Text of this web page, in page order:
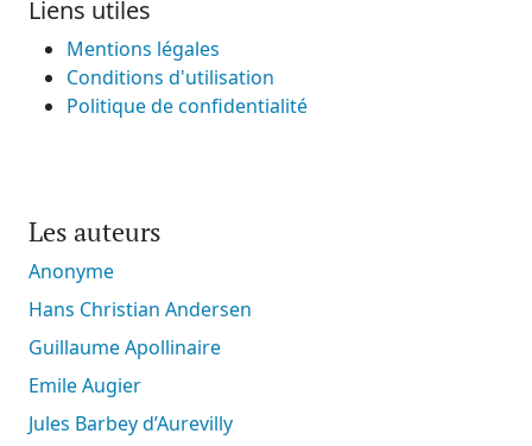
Liens utiles
Mentions légales
Conditions d'utilisation
Politique de confidentialité
Les auteurs
Anonyme
Hans Christian Andersen
Guillaume Apollinaire
Emile Augier
Jules Barbey d’Aurevilly